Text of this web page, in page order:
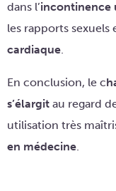
dans l’incontinence
les rapports sexuels
cardiaque.
En conclusion, le c
s’élargit au regard
utilisation très
en médecine.